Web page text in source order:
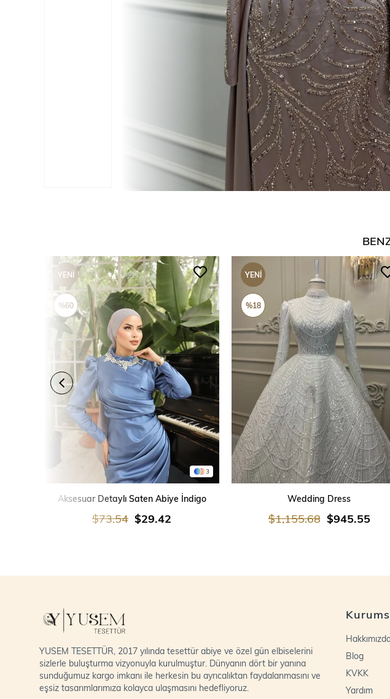
3
SEPETE EKLE
Aksesuar Detaylı Saten Abiye İndigo
$29.42
$73.54
YENI
ÜRÜN
%60
SEPETE EKLE
Wedding Dress
$945.55
$1,155.68
YENI
ÜRÜN
%18
YUSEM TESETTÜR, 2017 yılında tesettür abiye ve özel gün elbiselerini
sizlerle buluşturma vizyonuyla kurulmuştur. Dünyanın dört bir yanına
sunduğumuz kargo imkanı ile herkesin bu ayrıcalıktan faydalanmasını ve
eşsiz tasarımlarımıza kolayca ulaşmasını hedefliyoruz.
Blog
KVKK
Yardım